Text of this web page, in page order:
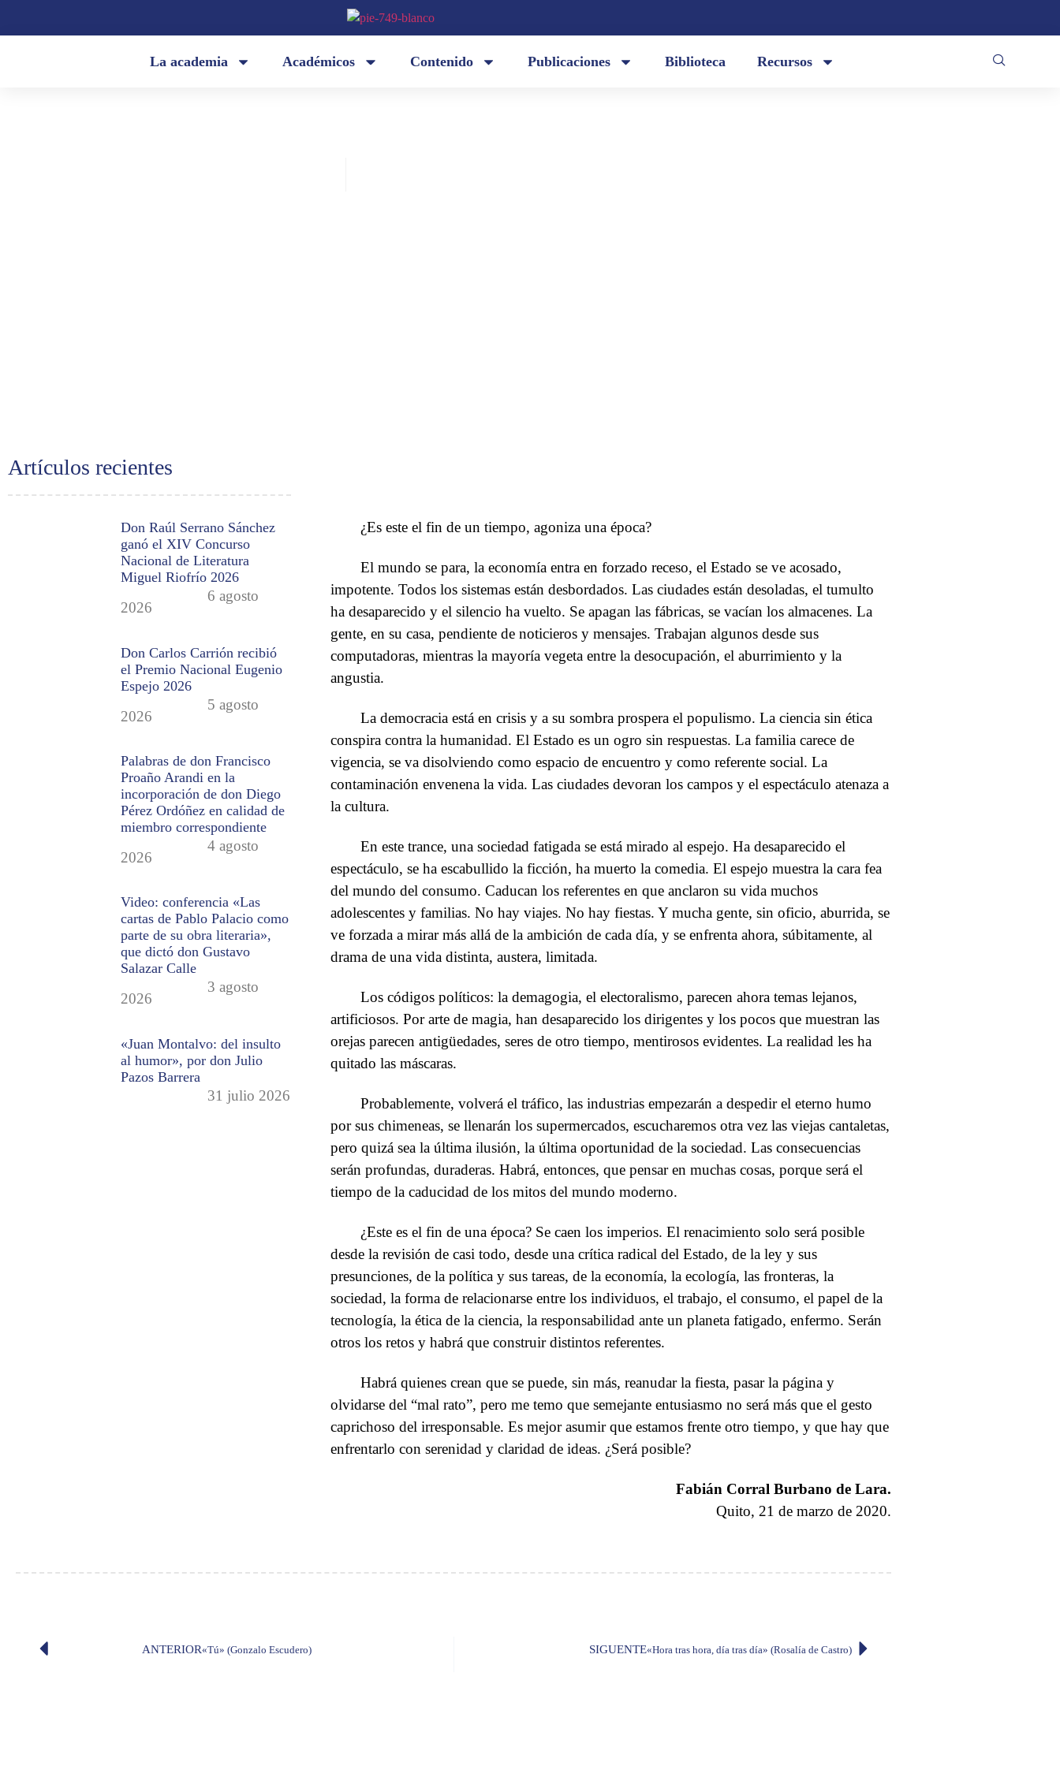
La academia Académicos Contenido Publicaciones Biblioteca Recursos
Artículos recientes
Don Raúl Serrano Sánchez
ganó el XIV Concurso
Nacional de Literatura
Miguel Riofrío 2026
6 agosto
2026
Don Carlos Carrión recibió
el Premio Nacional Eugenio
Espejo 2026
5 agosto
2026
Palabras de don Francisco
Proaño Arandi en la
incorporación de don Diego
Pérez Ordóñez en calidad de
miembro correspondiente
4 agosto
2026
Video: conferencia «Las
cartas de Pablo Palacio como
parte de su obra literaria»,
que dictó don Gustavo
Salazar Calle
3 agosto
2026
«Juan Montalvo: del insulto
al humor», por don Julio
Pazos Barrera
31 julio 2026
¿Es este el fin de un tiempo, agoniza una época?
El mundo se para, la economía entra en forzado receso, el Estado se ve acosado,
impotente. Todos los sistemas están desbordados. Las ciudades están desoladas, el tumulto
ha desaparecido y el silencio ha vuelto. Se apagan las fábricas, se vacían los almacenes. La
gente, en su casa, pendiente de noticieros y mensajes. Trabajan algunos desde sus
computadoras, mientras la mayoría vegeta entre la desocupación, el aburrimiento y la
angustia.
La democracia está en crisis y a su sombra prospera el populismo. La ciencia sin ética
conspira contra la humanidad. El Estado es un ogro sin respuestas. La familia carece de
vigencia, se va disolviendo como espacio de encuentro y como referente social. La
contaminación envenena la vida. Las ciudades devoran los campos y el espectáculo atenaza a
la cultura.
En este trance, una sociedad fatigada se está mirado al espejo. Ha desaparecido el
espectáculo, se ha escabullido la ficción, ha muerto la comedia. El espejo muestra la cara fea
del mundo del consumo. Caducan los referentes en que anclaron su vida muchos
adolescentes y familias. No hay viajes. No hay fiestas. Y mucha gente, sin oficio, aburrida, se
ve forzada a mirar más allá de la ambición de cada día, y se enfrenta ahora, súbitamente, al
drama de una vida distinta, austera, limitada.
Los códigos políticos: la demagogia, el electoralismo, parecen ahora temas lejanos,
artificiosos. Por arte de magia, han desaparecido los dirigentes y los pocos que muestran las
orejas parecen antigüedades, seres de otro tiempo, mentirosos evidentes. La realidad les ha
quitado las máscaras.
Probablemente, volverá el tráfico, las industrias empezarán a despedir el eterno humo
por sus chimeneas, se llenarán los supermercados, escucharemos otra vez las viejas cantaletas,
pero quizá sea la última ilusión, la última oportunidad de la sociedad. Las consecuencias
serán profundas, duraderas. Habrá, entonces, que pensar en muchas cosas, porque será el
tiempo de la caducidad de los mitos del mundo moderno.
¿Este es el fin de una época? Se caen los imperios. El renacimiento solo será posible
desde la revisión de casi todo, desde una crítica radical del Estado, de la ley y sus
presunciones, de la política y sus tareas, de la economía, la ecología, las fronteras, la
sociedad, la forma de relacionarse entre los individuos, el trabajo, el consumo, el papel de la
tecnología, la ética de la ciencia, la responsabilidad ante un planeta fatigado, enfermo. Serán
otros los retos y habrá que construir distintos referentes.
Habrá quienes crean que se puede, sin más, reanudar la fiesta, pasar la página y
olvidarse del “mal rato”, pero me temo que semejante entusiasmo no será más que el gesto
caprichoso del irresponsable. Es mejor asumir que estamos frente otro tiempo, y que hay que
enfrentarlo con serenidad y claridad de ideas. ¿Será posible?
Fabián Corral Burbano de Lara.
Quito, 21 de marzo de 2020.
ANTERIOR«Tú» (Gonzalo Escudero) SIGUENTE«Hora tras hora, día tras día» (Rosalía de Castro)